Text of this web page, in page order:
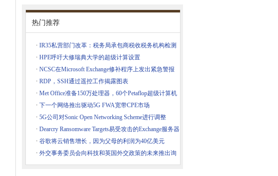
热门推荐
· IR35私营部门改革：税务局承包商税收税务机构检测
· HPE呼吁大修瑞典大学的超级计算设置
· NCSC在Microsoft Exchange修补程序上发出紧急警报
· RDP，SSH通过遥控工作揭露图表
· Met Office准备150万处理器，60个Petaflop超级计算机
· 下一个网络推出驱动5G FWA宽带CPE市场
· 5G公司对Sonic Open Networking Scheme进行调整
· Dearcry Ransomware Targets易受攻击的Exchange服务器
· 谷歌将云销售增长，因为父母的利润为40亿美元
· 外交事务委员会向科技和英国外交政策的未来推出询